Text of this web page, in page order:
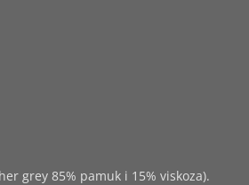
grey 85% pamuk i 15% viskoza).